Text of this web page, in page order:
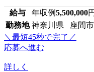
給与 年収例5,500,000円
勤務地 神奈川県 座間市
＼最短45秒で完了／
応募へ進む
詳しく